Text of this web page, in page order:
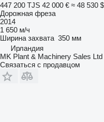
447 200 TJS 42 000 € ≈ 48 530 $
Дорожная фреза
2014
1 650 м/ч
Ширина захвата 350 мм
Ирландия
MK Plant & Machinery Sales Ltd
Связаться с продавцом